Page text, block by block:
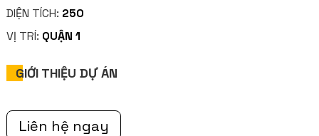
DIỆN TÍCH: 250
VỊ TRÍ: QUẬN 1
GIỚI THIỆU DỰ ÁN
Liên hệ ngay